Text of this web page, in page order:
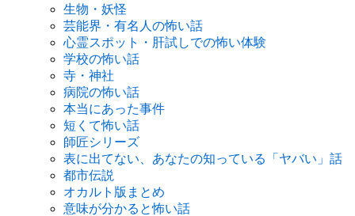
生物・妖怪
芸能界・有名人の怖い話
心霊スポット・肝試しでの怖い体験
学校の怖い話
寺・神社
病院の怖い話
本当にあった事件
短くて怖い話
師匠シリーズ
表に出てない、あなたの知っている「ヤバい」話
都市伝説
オカルト版まとめ
意味が分かると怖い話